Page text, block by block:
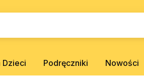
Dzieci Podręczniki Nowości